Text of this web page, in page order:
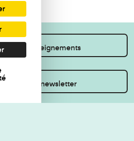
des renseignements
vous à la newsletter